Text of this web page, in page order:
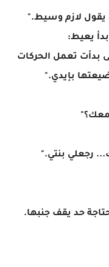
يقول لازم وسيط."
يعيط:
بدأت تعمل الحركات
بإيدي."
رجعلي بنتي."
حد يقف جنبها.